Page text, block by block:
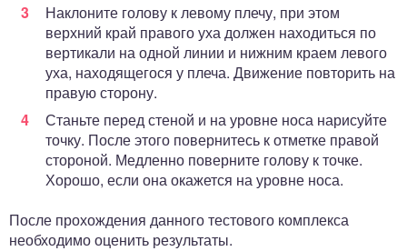
Наклоните голову к левому плечу, при этом
верхний край правого уха должен находиться по
вертикали на одной линии и нижним краем левого
уха, находящегося у плеча. Движение повторить на
правую сторону.
Станьте перед стеной и на уровне носа нарисуйте
точку. После этого повернитесь к отметке правой
стороной. Медленно поверните голову к точке.
Хорошо, если она окажется на уровне носа.
После прохождения данного тестового комплекса
необходимо оценить результаты.